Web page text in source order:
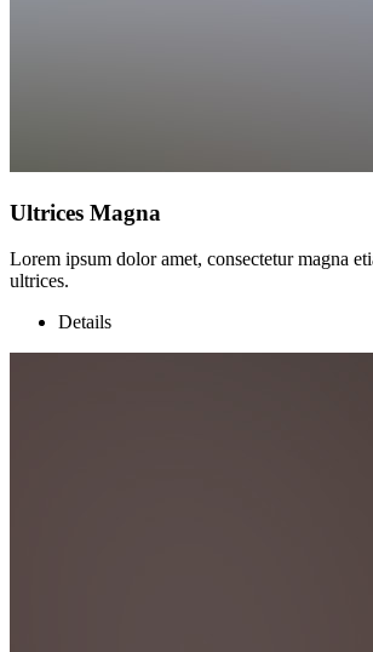
Ultrices Magna
Lorem ipsum dolor amet, consectetur magna
ultrices.
Details